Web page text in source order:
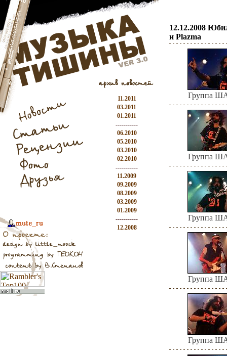
11.2011
03.2011
01.2011
-----------
06.2010
05.2010
03.2010
02.2010
-----------
11.2009
09.2009
08.2009
03.2009
01.2009
-----------
12.2008
12.12.2008
и Plazma
Группа
Группа
Группа
Группа
Группа